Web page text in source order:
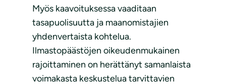
Myös kaavoituksessa vaaditaan
tasapuolisuutta ja maanomistajien
yhdenvertaista kohtelua.
Ilmastopäästöjen oikeudenmukainen
rajoittaminen on herättänyt samanlaista
voimakasta keskustelua tarvittavien